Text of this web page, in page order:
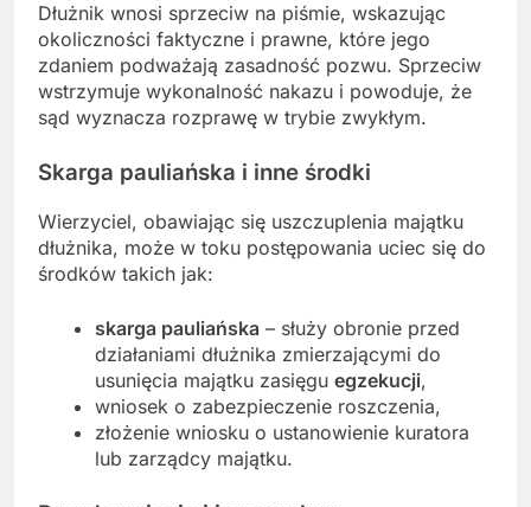
Dłużnik wnosi sprzeciw na piśmie, wskazując
okoliczności faktyczne i prawne, które jego
zdaniem podważają zasadność pozwu. Sprzeciw
wstrzymuje wykonalność nakazu i powoduje, że
sąd wyznacza rozprawę w trybie zwykłym.
Skarga pauliańska i inne środki
Wierzyciel, obawiając się uszczuplenia majątku
dłużnika, może w toku postępowania uciec się do
środków takich jak:
skarga pauliańska – służy obronie przed
działaniami dłużnika zmierzającymi do
usunięcia majątku zasięgu egzekucji,
wniosek o zabezpieczenie roszczenia,
złożenie wniosku o ustanowienie kuratora
lub zarządcy majątku.